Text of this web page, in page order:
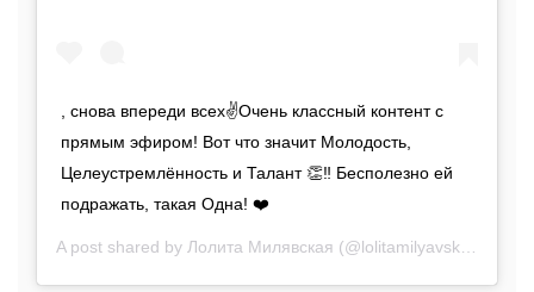
, снова впереди всех✌️Очень классный контент с
прямым эфиром! Вот что значит Молодость,
Целеустремлённость и Талант 👏‼️ Бесполезно ей
подражать, такая Одна! ❤️
A post shared by Лолита Милявская (@lolitamilyavskaya) on